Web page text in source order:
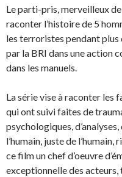
Le parti-pris, merveilleux
raconter l’histoire de 5
les terroristes pendant plus
par la BRI dans une action
dans les manuels.
La série vise à raconter les
qui ont suivi faites de
psychologiques,
l’humain, juste de
ce film un chef d’oeuvre
exceptionnelle des acteurs,